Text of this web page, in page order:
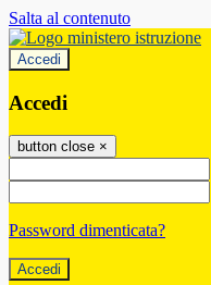
Salta al contenuto
Accedi
Accedi
button close ×
Password dimenticata?